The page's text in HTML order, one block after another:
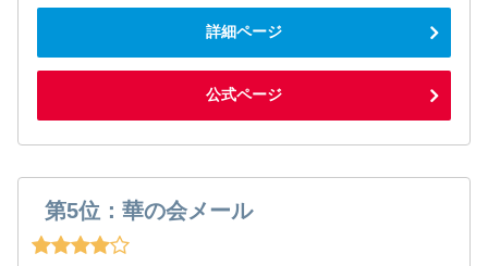
詳細ページ
公式ページ
第5位：華の会メール